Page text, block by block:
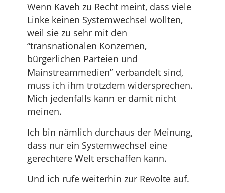
Wenn Kaveh zu Recht meint, dass viele
Linke keinen Systemwechsel wollten,
weil sie zu sehr mit den
“transnationalen Konzernen,
bürgerlichen Parteien und
Mainstreammedien” verbandelt sind,
muss ich ihm trotzdem widersprechen.
Mich jedenfalls kann er damit nicht
meinen.
Ich bin nämlich durchaus der Meinung,
dass nur ein Systemwechsel eine
gerechtere Welt erschaffen kann.
Und ich rufe weiterhin zur Revolte auf.